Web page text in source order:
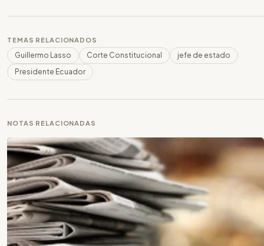
TEMAS RELACIONADOS
Guillermo Lasso Corte Constitucional
jefe de estado
Presidente Ecuador
NOTAS RELACIONADAS